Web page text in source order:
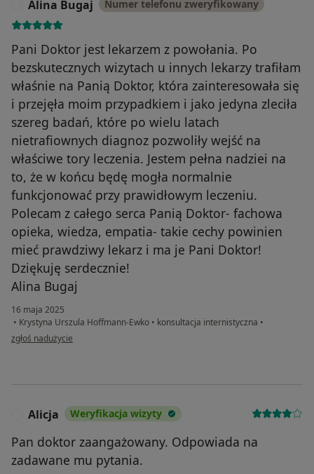
Alina Bugaj Numer telefonu zweryfikowany
Pani Doktor jest lekarzem z powołania. Po
bezskutecznych wizytach u innych lekarzy trafiłam
właśnie na Panią Doktor, która zainteresowała się
i przejęła moim przypadkiem i jako jedyna zleciła
szereg badań, które po wielu latach
nietrafiownych diagnoz pozwoliły wejść na
właściwe tory leczenia. Jestem pełna nadziei na
to, że w końcu będę mogła normalnie
funkcjonować przy prawidłowym leczeniu.
Polecam z całego serca Panią Doktor- fachowa
opieka, wiedza, empatia- takie cechy powinien
mieć prawdziwy lekarz i ma je Pani Doktor!
Dziękuję serdecznie!
Alina Bugaj
16 maja 2025
• Krystyna Urszula Hoffmann-Ewko • konsultacja internistyczna •
w opinii użytkownika Alina Bugaj
zgłoś nadużycie
Alicja Weryfikacja wizyty
Pan doktor zaangażowany. Odpowiada na
zadawane mu pytania.